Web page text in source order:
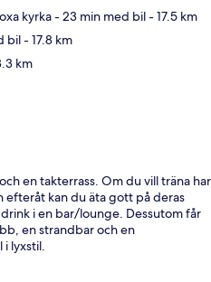
kyrka- 23 min med bil- 17.5 km
bil- 17.8 km
km
en takterrass. Om du vill träna har
kan du äta gott på deras
i en bar/lounge. Dessutom får
en strandbar och en
i lyxstil.